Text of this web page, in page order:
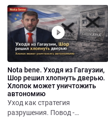
доверчивость людей в
источник дохода.
Nota bene. Уходя из Гагаузии,
Шор решил хлопнуть дверью.
Хлопок может уничтожить
автономию
Уход как стратегия
разрушения. Повод -